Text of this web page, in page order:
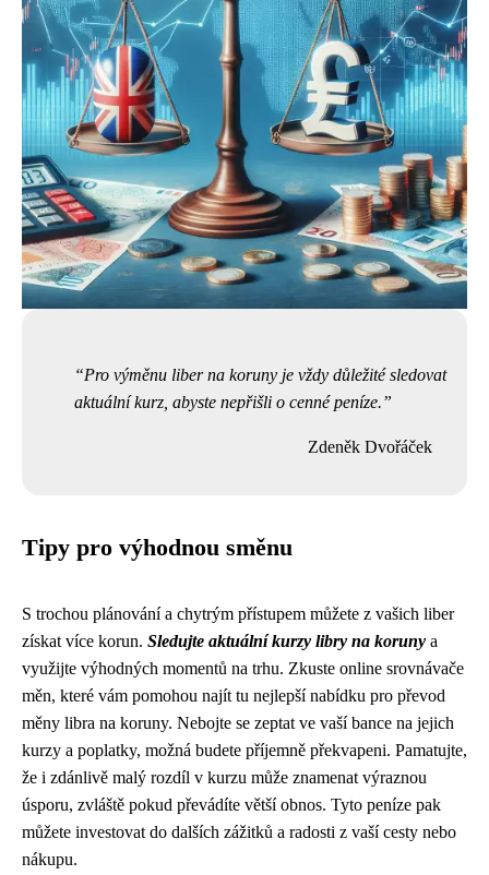
Pro výměnu liber na koruny je vždy důležité sledovat
aktuální kurz, abyste nepřišli o cenné peníze.
Zdeněk Dvořáček
Tipy pro výhodnou směnu
S trochou plánování a chytrým přístupem můžete z vašich liber
získat více korun. Sledujte aktuální kurzy libry na koruny a
využijte výhodných momentů na trhu. Zkuste online srovnávače
měn, které vám pomohou najít tu nejlepší nabídku pro převod
měny libra na koruny. Nebojte se zeptat ve vaší bance na jejich
kurzy a poplatky, možná budete příjemně překvapeni. Pamatujte,
že i zdánlivě malý rozdíl v kurzu může znamenat výraznou
úsporu, zvláště pokud převádíte větší obnos. Tyto peníze pak
můžete investovat do dalších zážitků a radosti z vaší cesty nebo
nákupu.